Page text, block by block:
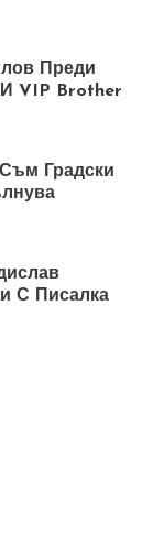
Преди
VIP Brother
Градски
С Писалка